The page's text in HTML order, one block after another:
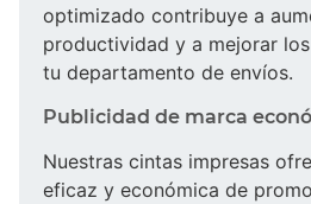
optimizado contribuye a
productividad y a mejorar
tu departamento de envíos.
Publicidad de marca
Nuestras cintas impresas
eficaz y económica de